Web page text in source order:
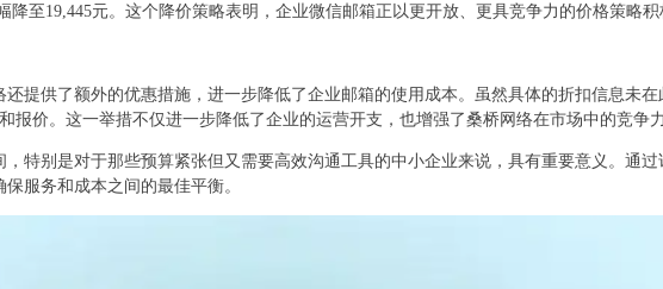
降至19,445元。这个降价策略表明，企业微信邮箱正以更开放、更具竞争力的价格策略积
提供了额外的优惠措施，进一步降低了企业邮箱的使用成本。虽然具体的折扣信息未
报价。这一举措不仅进一步降低了企业的运营开支，也增强了桑桥网络在市场中的竞争力
特别是对于那些预算紧张但又需要高效沟通工具的中小企业来说，具有重要意义。通
服务和成本之间的最佳平衡。